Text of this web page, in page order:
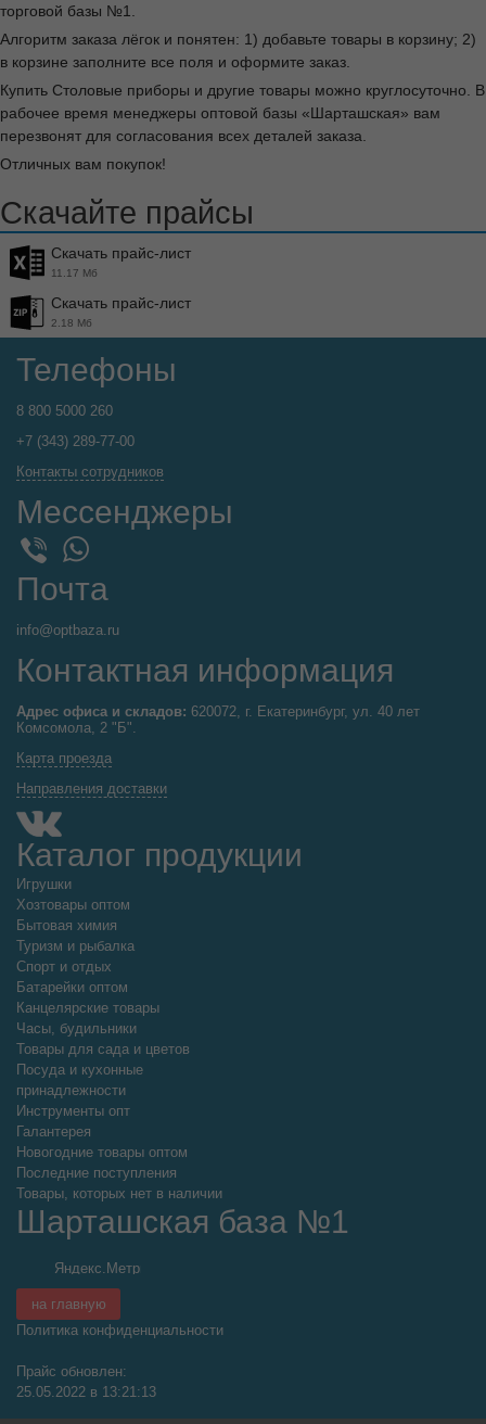
торговой базы №1.
Алгоритм заказа лёгок и понятен: 1) добавьте товары в корзину; 2)
в корзине заполните все поля и оформите заказ.
Купить Столовые приборы и другие товары можно круглосуточно. В
рабочее время менеджеры оптовой базы «Шарташская» вам
перезвонят для согласования всех деталей заказа.
Отличных вам покупок!
Скачайте прайсы
Скачать прайс-лист
11.17 Мб
Скачать прайс-лист
2.18 Мб
Телефоны
8 800 5000 260
+7 (343) 289-77-00
Контакты сотрудников
Мессенджеры
WhatsApp
Почта
info@optbaza.ru
Контактная информация
Адрес офиса и складов: 620072, г. Екатеринбург, ул. 40 лет
Комсомола, 2 "Б".
Карта проезда
Направления доставки
Каталог продукции
Игрушки
Хозтовары оптом
Бытовая химия
Туризм и рыбалка
Спорт и отдых
Батарейки оптом
Канцелярские товары
Часы, будильники
Товары для сада и цветов
Посуда и кухонные
принадлежности
Инструменты опт
Галантерея
Новогодние товары оптом
Последние поступления
Товары, которых нет в наличии
Шарташская база №1
на главную
Политика конфиденциальности
Прайс обновлен:
25.05.2022 в 13:21:13